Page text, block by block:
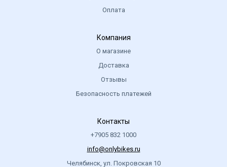
Оплата
Компания
О магазине
Доставка
Отзывы
Безопасность платежей
Контакты
+7905 832 1000
info@onlybikes.ru
Челябинск, ул. Покровская 10